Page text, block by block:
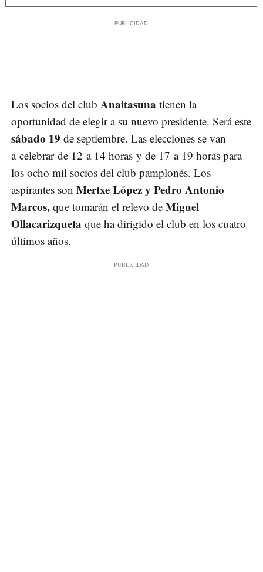
Los socios del club Anaitasuna tienen la
oportunidad de elegir a su nuevo presidente. Será este
sábado 19 de septiembre. Las elecciones se van
a celebrar de 12 a 14 horas y de 17 a 19 horas para
los ocho mil socios del club pamplonés. Los
aspirantes son Mertxe López y Pedro Antonio
Marcos, que tomarán el relevo de Miguel
Ollacarizqueta que ha dirigido el club en los cuatro
últimos años.